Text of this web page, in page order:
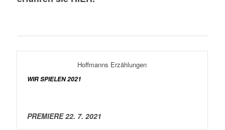
Hoffmanns Erzählungen
WIR SPIELEN 2021
PREMIERE 22. 7. 2021